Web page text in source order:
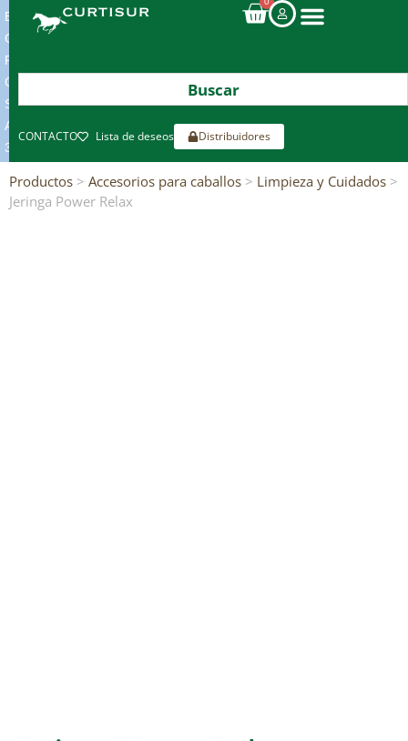
ENVIOS
GRATIS
POR
COMPRAS
SUPERIORES
A
300€*
CONTACTO Lista de deseos Distribuidores
Productos > Accesorios para caballos > Limpieza y Cuidados >
Jeringa Power Relax